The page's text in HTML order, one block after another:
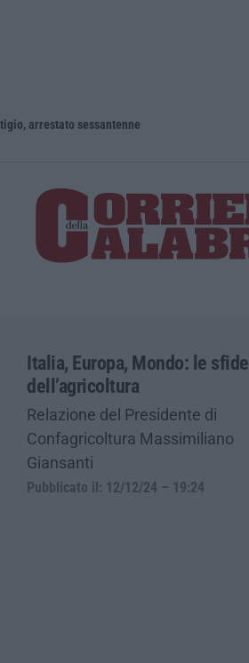
arrestato sessantenne
Italia, Europa, Mondo: le sfide
dell’agricoltura
Relazione del Presidente di
Confagricoltura Massimiliano
Giansanti
Pubblicato il: 12/12/24 – 19:24